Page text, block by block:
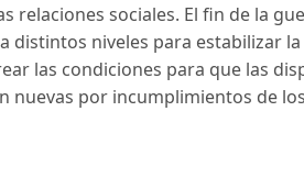
relaciones sociales. El fin de la
distintos niveles para estabilizar la
las condiciones para que las
nuevas por incumplimientos de los